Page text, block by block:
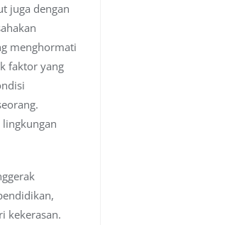
juga dengan
menghormati
faktor yang
kekerasan.